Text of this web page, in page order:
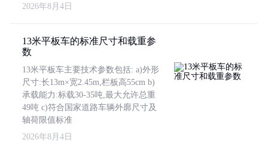
2026年8月4日
13米平板车的标准尺寸和载重参
数
13米平板车主要技术参数包括: a)外形
尺寸:长13m×宽2.45m,栏板高55cm b)
承载能力:标载30-35吨,最大允许总重
49吨 c)符合国家道路车辆外廓尺寸及
轴荷限值标准
2026年8月4日